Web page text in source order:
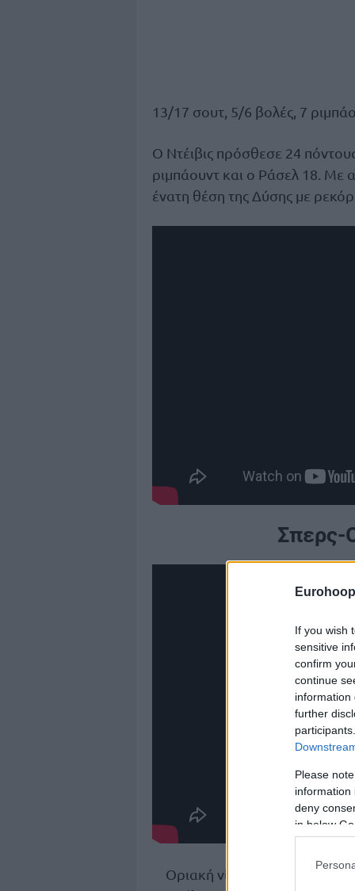
If you wish
sensitive
confirm
continue
information
further
Please
information
deny
in below
13/17 σουτ, 5/6 βολές, 7
Ο Ντέιβις πρόσθεσε 24
ριμπάουντ και ο Ράσελ 18. Με
ένατη θέση της Δύσης με ρεκόρ
Σπερς-
Οριακή νίκη για τους